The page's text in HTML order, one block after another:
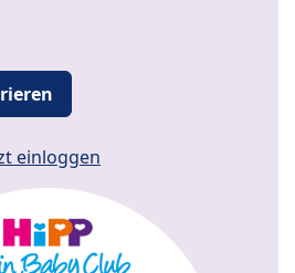
einloggen